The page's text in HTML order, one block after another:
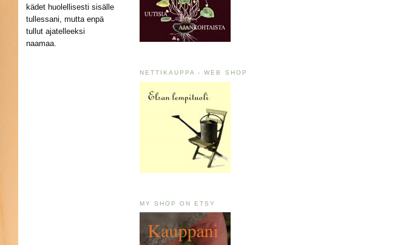
kädet huolellisesti sisälle
tullessani, mutta enpä
tullut ajatelleeksi
naamaa.
NETTIKAUPPA - WEB SHOP
MY SHOP ON ETSY